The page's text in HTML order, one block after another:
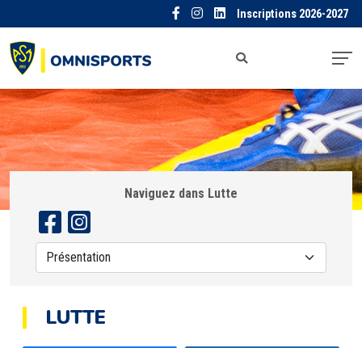
Inscriptions 2026-2027
Naviguez dans Lutte
LUTTE